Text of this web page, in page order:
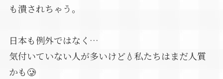
も潰されちゃう。
日本も例外ではなく…
気付いていない人が多いけど💧私たちはまだ人質
かも🥲